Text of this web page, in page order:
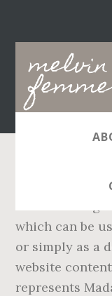
femme
Main
This Chris
which can be
or simply as a
website
represents